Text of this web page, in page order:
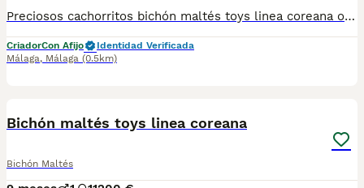
Preciosos cachorritos bichón maltés toys linea coreana ojitos redondos chatitos y muy chiquitínes machito y hembrita disponibles padres de 2 kilito super guapos ..para más información llámame al 615080706
CriadorCon Afijo
Identidad Verificada
Málaga, Málaga (0.5km)
Bichón maltés toys linea coreana
Bichón Maltés